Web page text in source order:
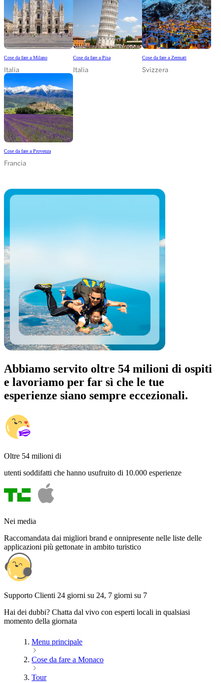
Cose da fare a Milano
Italia
Cose da fare a Pisa
Italia
Cose da fare a Zermatt
Svizzera
Cose da fare a Provenza
Francia
Abbiamo servito oltre 54 milioni di ospiti
e lavoriamo per far sì che le tue
esperienze siano sempre eccezionali.
Oltre 54 milioni di
utenti soddifatti che hanno usufruito di 10.000 esperienze
Nei media
Raccomandata dai migliori brand e onnipresente nelle liste delle
applicazioni più gettonate in ambito turistico
Supporto Clienti 24 giorni su 24, 7 giorni su 7
Hai dei dubbi? Chatta dal vivo con esperti locali in qualsiasi
momento della giornata
Menu principale
Cose da fare a Monaco
Tour